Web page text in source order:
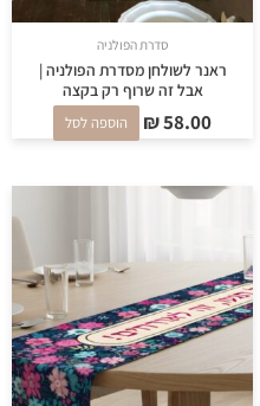
סדרת הפולניה
ראנר לשולחן מסדרת הפולניה |
אבל זה שרוף רק בקצה
₪58.00 הוספה לסל